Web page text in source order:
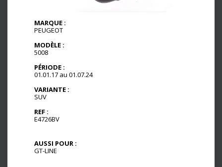
MARQUE :
PEUGEOT
MODÈLE :
5008
PÉRIODE :
01.01.17 au 01.07.24
VARIANTE :
SUV
REF :
E4726BV
AUSSI POUR :
GT-LINE